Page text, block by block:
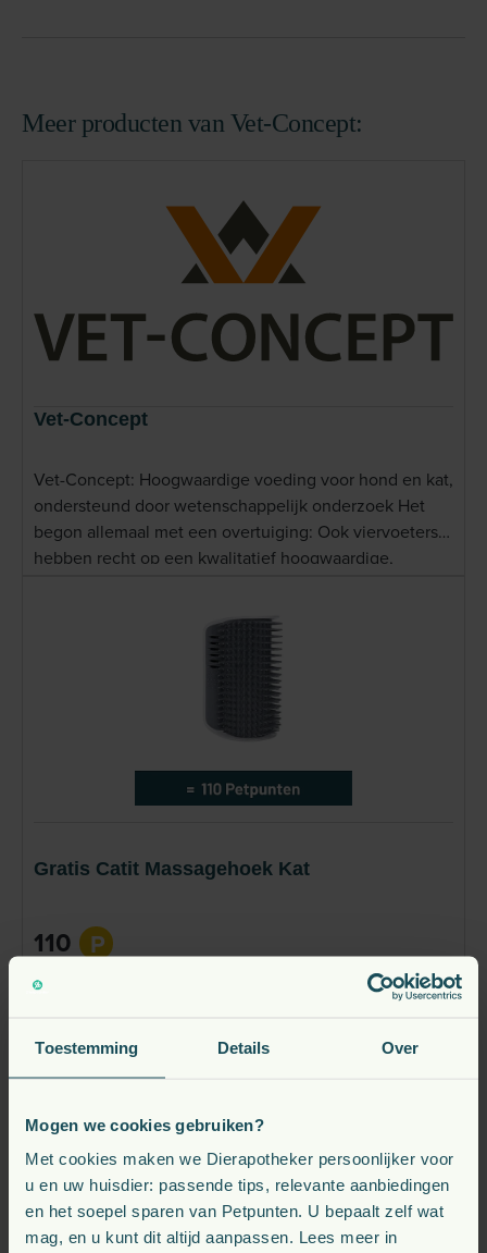
Toestemming Details Over
Mogen we cookies gebruiken?
Met cookies maken we Dierapotheker persoonlijker voor
u en uw huisdier: passende tips, relevante aanbiedingen
en het soepel sparen van Petpunten. U bepaalt zelf wat
mag, en u kunt dit altijd aanpassen. Lees meer in
Meer producten van Vet-Concept:
Vet-Concept
Vet-Concept: Hoogwaardige voeding voor hond en kat,
ondersteund door wetenschappelijk onderzoek Het
begon allemaal met een overtuiging: Ook viervoeters
hebben recht op een kwalitatief hoogwaardige,
zijn premium, hypoallergene diervoeding voor honden
en katten. Dit Duitse merk wordt veelvuldig
aanbevolen door dierenartsen en gebruikt in
dierenklinieken, vooral vanwege de wetenschappelijk
onderbouwde samenstellingen en de focus op voeding
die speciaal is ontwikkeld voor dieren met
voedselintoleranties en allergieën. Het assortiment
Concept Konijn, die ideaal zijn voor huisdieren met
Gratis Catit Massagehoek Kat
110 P
Bestel nu